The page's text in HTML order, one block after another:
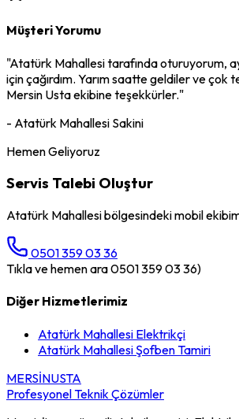
Müşteri Yorumu
"Atatürk Mahallesitarafında oturuyorum,
için çağırdım. Yarım saatte geldiler ve çok
Mersin Usta ekibine teşekkürler."
- Atatürk Mahallesi Sakini
Hemen Geliyoruz
Servis Talebi Oluştur
Atatürk Mahallesibölgesindeki mobil
0501 359 03 36
Tıkla ve hemen ara 0501 359 03 36)
Diğer Hizmetlerimiz
Atatürk Mahallesi Elektrikçi
Atatürk MahallesiŞofben Tamiri
MERSİNUSTA
Profesyonel Teknik Çözümler